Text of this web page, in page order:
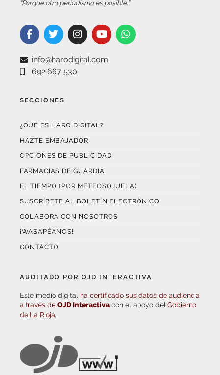
“Porque otro periodismo es posible.”
info@harodigital.com
692 667 530
SECCIONES
¿QUÉ ES HARO DIGITAL?
HAZTE EMBAJADOR
OPCIONES DE PUBLICIDAD
FARMACIAS DE GUARDIA
EL TIEMPO (POR METEOSOJUELA)
SUSCRÍBETE AL BOLETÍN ELECTRÓNICO
COLABORA CON NOSOTROS
¡WASAPÉANOS!
CONTACTO
AUDITADO POR OJD INTERACTIVA
Este medio digital ha certificado sus datos de audiencia
a través de OJD Interactiva con el apoyo del Gobierno
de La Rioja.